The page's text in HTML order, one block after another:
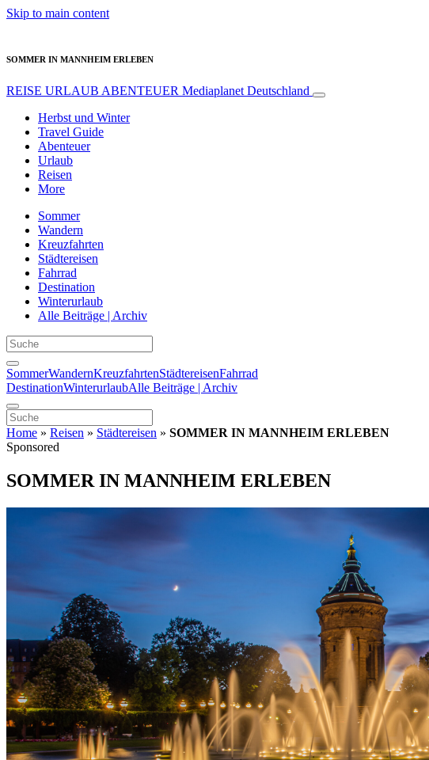
Skip to main content
SOMMER IN MANNHEIM ERLEBEN
REISE URLAUB ABENTEUER Mediaplanet Deutschland
Herbst und Winter
Travel Guide
Abenteuer
Urlaub
Reisen
More
Sommer
Wandern
Kreuzfahrten
Städtereisen
Fahrrad
Destination
Winterurlaub
Alle Beiträge | Archiv
SommerWandernKreuzfahrtenStädtereisenFahrrad
DestinationWinterurlaubAlle Beiträge | Archiv
Home » Reisen » Städtereisen » SOMMER IN MANNHEIM ERLEBEN
Sponsored
SOMMER IN MANNHEIM ERLEBEN